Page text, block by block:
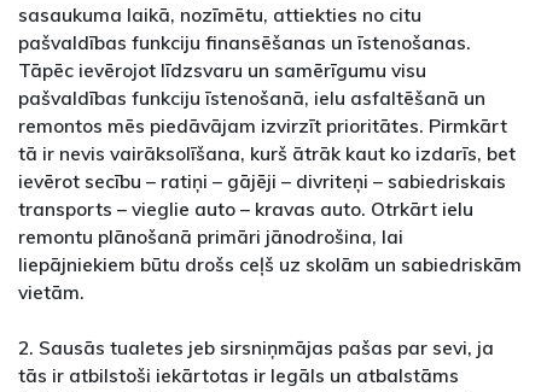
sasaukuma laikā, nozīmētu, attiekties no citu
pašvaldības funkciju finansēšanas un īstenošanas.
Tāpēc ievērojot līdzsvaru un samērīgumu visu
pašvaldības funkciju īstenošanā, ielu asfaltēšanā un
remontos mēs piedāvājam izvirzīt prioritātes. Pirmkārt
tā ir nevis vairāksolīšana, kurš ātrāk kaut ko izdarīs, bet
ievērot secību – ratiņi – gājēji – divriteņi – sabiedriskais
transports – vieglie auto – kravas auto. Otrkārt ielu
remontu plānošanā primāri jānodrošina, lai
liepājniekiem būtu drošs ceļš uz skolām un sabiedriskām
vietām.
2. Sausās tualetes jeb sirsniņmājas pašas par sevi, ja
tās ir atbilstoši iekārtotas ir legāls un atbalstāms